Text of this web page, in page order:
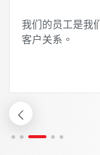
我们的员工是我
客户关系。